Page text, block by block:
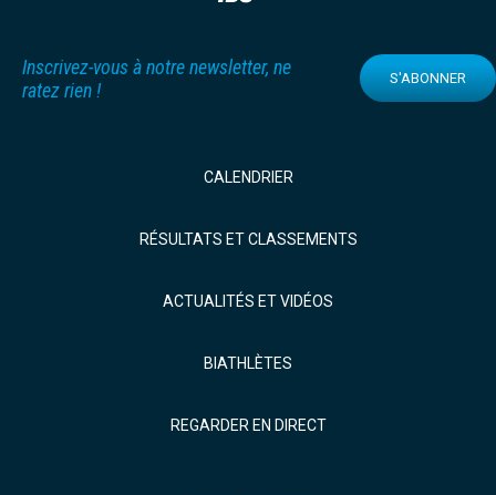
Inscrivez-vous à notre newsletter, ne
ratez rien !
S'ABONNER
CALENDRIER
RÉSULTATS ET CLASSEMENTS
ACTUALITÉS ET VIDÉOS
BIATHLÈTES
REGARDER EN DIRECT